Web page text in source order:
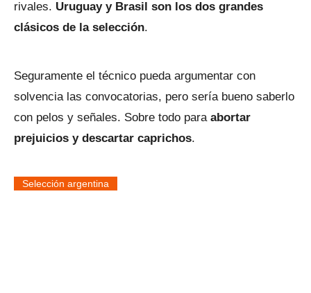
rivales. Uruguay y Brasil son los dos grandes
clásicos de la selección.
Seguramente el técnico pueda argumentar con
solvencia las convocatorias, pero sería bueno saberlo
con pelos y señales. Sobre todo para abortar
prejuicios y descartar caprichos.
Selección argentina